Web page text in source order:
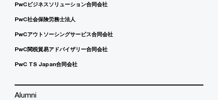
PwCビジネスソリューション合同会社
PwC社会保険労務士法人
PwCアウトソーシングサービス合同会社
PwC関税貿易アドバイザリー合同会社
PwC TS Japan合同会社
Alumni